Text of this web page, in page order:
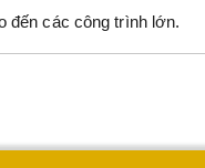
đến các công trình lớn.